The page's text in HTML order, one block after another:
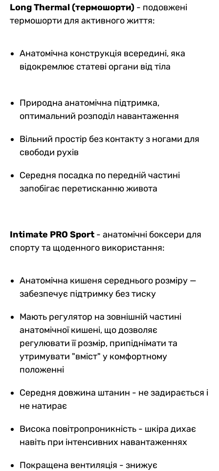
Long Thermal (термошорти) - подовжені
термошорти для активного життя:
Анатомічна конструкція всередині, яка
відокремлює статеві органи від тіла
Природна анатомічна підтримка,
оптимальний розподіл навантаження
Вільний простір без контакту з ногами для
свободи рухів
Cередня посадка по передній частині
запобігає перетисканню живота
Intimate PRO Sport - анатомічні боксери для
спорту та щоденного використання:
Анатомічна кишеня середнього розміру —
забезпечує підтримку без тиску
Мають регулятор на зовнішній частині
анатомічної кишені, що дозволяє
регулювати її розмір, припіднімати та
утримувати "вміст" у комфортному
положенні
Середня довжина штанин - не задирається і
не натирає
Висока повітропроникність - шкіра дихає
навіть при інтенсивних навантаженнях
Покращена вентиляція - знижує